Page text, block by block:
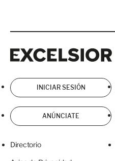
INICIAR SESIÓN
ANÚNCIATE
Directorio